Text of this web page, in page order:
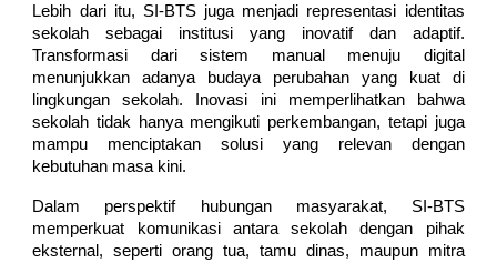
Lebih dari itu, SI-BTS juga menjadi representasi identitas
sekolah sebagai institusi yang inovatif dan adaptif.
Transformasi dari sistem manual menuju digital
menunjukkan adanya budaya perubahan yang kuat di
lingkungan sekolah. Inovasi ini memperlihatkan bahwa
sekolah tidak hanya mengikuti perkembangan, tetapi juga
mampu menciptakan solusi yang relevan dengan
kebutuhan masa kini.
Dalam perspektif hubungan masyarakat, SI-BTS
memperkuat komunikasi antara sekolah dengan pihak
eksternal, seperti orang tua, tamu dinas, maupun mitra